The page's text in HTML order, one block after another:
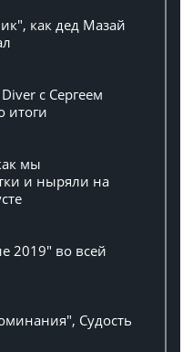
как дед Мазай
с Сергеем
итоги
мы
и ныряли на
2019" во всей
Судость